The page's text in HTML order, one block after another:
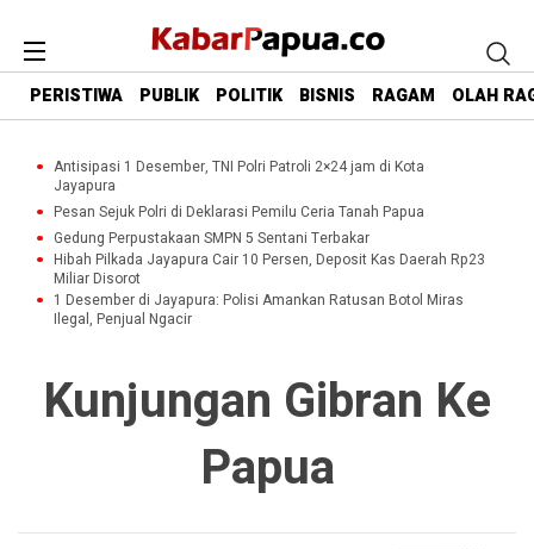
PERISTIWA PUBLIK POLITIK BISNIS RAGAM OLAH
Antisipasi 1 Desember, TNI Polri Patroli 2×24 jam di Kota
Jayapura
Pesan Sejuk Polri di Deklarasi Pemilu Ceria Tanah Papua
Gedung Perpustakaan SMPN 5 Sentani Terbakar
Hibah Pilkada Jayapura Cair 10 Persen, Deposit Kas Daerah Rp23
Miliar Disorot
1 Desember di Jayapura: Polisi Amankan Ratusan Botol Miras
Ilegal, Penjual Ngacir
Kunjungan Gibran Ke
Papua